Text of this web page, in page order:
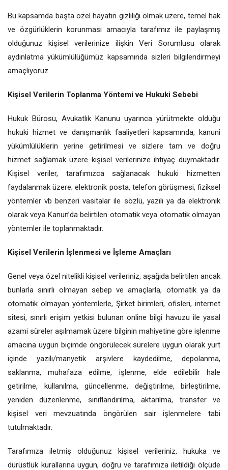
Bu kapsamda başta özel hayatın gizliliği olmak üzere, temel hak
ve özgürlüklerin korunması amacıyla tarafımız ile paylaşmış
olduğunuz kişisel verilerinize ilişkin Veri Sorumlusu olarak
aydınlatma yükümlülüğümüz kapsamında sizleri bilgilendirmeyi
amaçlıyoruz.
Kişisel Verilerin Toplanma Yöntemi ve Hukuki Sebebi
Hukuk Bürosu, Avukatlık Kanunu uyarınca yürütmekte olduğu
hukuki hizmet ve danışmanlık faaliyetleri kapsamında, kanuni
yükümlülüklerin yerine getirilmesi ve sizlere tam ve doğru
hizmet sağlamak üzere kişisel verilerinize ihtiyaç duymaktadır.
Kişisel veriler, tarafımızca sağlanacak hukuki hizmetten
faydalanmak üzere; elektronik posta, telefon görüşmesi, fiziksel
yöntemler vb benzeri vasıtalar ile sözlü, yazılı ya da elektronik
olarak veya Kanun’da belirtilen otomatik veya otomatik olmayan
yöntemler ile toplanmaktadır.
Kişisel Verilerin İşlenmesi ve İşleme Amaçları
Genel veya özel nitelikli kişisel verileriniz, aşağıda belirtilen ancak
bunlarla sınırlı olmayan sebep ve amaçlarla, otomatik ya da
otomatik olmayan yöntemlerle, Şirket birimleri, ofisleri, internet
sitesi, sınırlı erişim yetkisi bulunan online bilgi havuzu ile yasal
azami süreler aşılmamak üzere bilginin mahiyetine göre işlenme
amacına uygun biçimde öngörülecek sürelere uygun olarak yurt
içinde yazılı/manyetik arşivlere kaydedilme, depolanma,
saklanma, muhafaza edilme, işlenme, elde edilebilir hale
getirilme, kullanılma, güncellenme, değiştirilme, birleştirilme,
yeniden düzenlenme, sınıflandırılma, aktarılma, transfer ve
kişisel veri mevzuatında öngörülen sair işlenmelere tabi
tutulmaktadır.
Tarafımıza iletmiş olduğunuz kişisel verileriniz, hukuka ve
dürüstlük kurallarına uygun, doğru ve tarafımıza iletildiği ölçüde